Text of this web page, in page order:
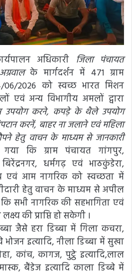
अधिकारी जिला पंचायत
के मार्गदर्शन में 471 ग्राम
2026 को स्वच्छ भारत मिशन
एवं अन्य विभागीय अमलों द्वारा
उपयोग करने, कपड़े के थैले उपयोग
करनें, बाहर ना जलाने एवं महिला
हेतु वाचन के माध्यम से जानकारी
कि ग्राम पंचायत गांगपुर,
बिरेंद्रनगर, धर्मगढ़ एवं भाठकुंडेरा,
एवं आम नागरिक को स्वच्छता में
हेतु वाचन के माध्यम से अपील
सभी नागरिक की सहभागिता एवं
की प्राप्ति हो सकेगी ।
जैसे हरा डिब्बा में गिला कचरा,
इत्यादि, नीला डिब्बा में सुखा
कांच, कागज, पुट्ठे इत्यादि,लाल
बैंडेज इत्यादि काला डिब्बे में